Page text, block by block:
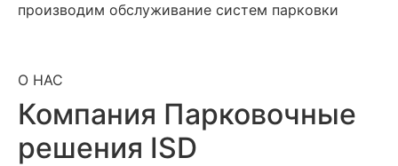
производим обслуживание систем парковки
О НАС
Компания Парковочные
решения ISD